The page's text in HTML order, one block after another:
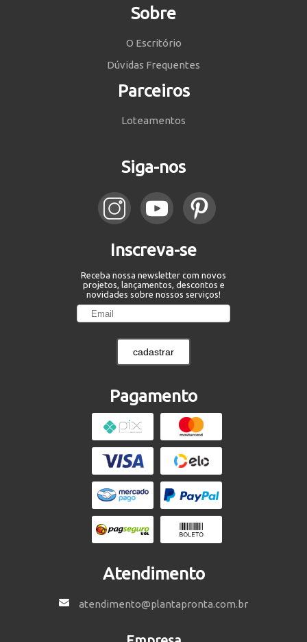
Sobre
O Escritório
Dúvidas Frequentes
Parceiros
Loteamentos
Siga-nos
Inscreva-se
Receba nossa newsletter com novos
projetos, lançamentos, descontos e
novidades sobre nossos serviços!
cadastrar
Pagamento
Atendimento
atendimento@plantapronta.com.br